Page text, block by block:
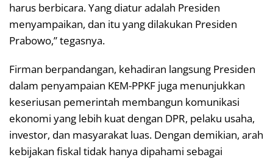
harus berbicara. Yang diatur adalah Presiden
menyampaikan, dan itu yang dilakukan Presiden
Prabowo,” tegasnya.
Firman berpandangan, kehadiran langsung Presiden
dalam penyampaian KEM-PPKF juga menunjukkan
keseriusan pemerintah membangun komunikasi
ekonomi yang lebih kuat dengan DPR, pelaku usaha,
investor, dan masyarakat luas. Dengan demikian, arah
kebijakan fiskal tidak hanya dipahami sebagai